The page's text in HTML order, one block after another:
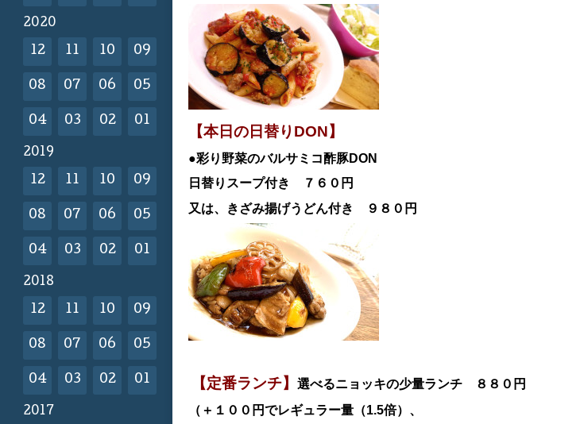
【本日の日替りDON】
●彩り野菜のバルサミコ酢豚DON
日替りスープ付き ７６０円
又は、きざみ揚げうどん付き ９８０円
【定番ランチ】
選べるニョッキの少量ランチ ８８０円
（＋１００円でレギュラー量（1.5倍）、
2020
12 11 10 09
08 07 06 05
04 03 02 01
2019
12 11 10 09
08 07 06 05
04 03 02 01
2018
12 11 10 09
08 07 06 05
04 03 02 01
2017